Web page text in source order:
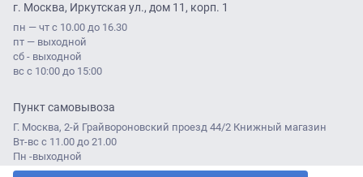
г. Москва, Иркутская ул., дом 11, корп. 1
пн — чт с 10.00 до 16.30
пт — выходной
сб - выходной
вс с 10:00 до 15:00
Пункт самовывоза
Г. Москва, 2-й Грайвороновский проезд 44/2 Книжный магазин
Вт-вс с 11.00 до 21.00
Пн -выходной